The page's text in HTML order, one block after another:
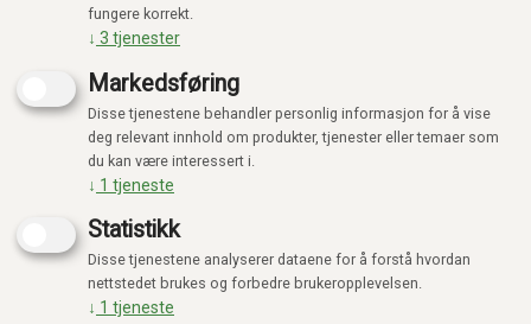
Kategorierfungere korrekt.
↓ 3 tjenester
Markedsføring
Disse tjenestene behandler personlig informasjon for å vise
deg relevant innhold om produkter, tjenester eller temaer som
du kan være interessert i.
↓ 1 tjeneste
Statistikk
Disse tjenestene analyserer dataene for å forstå hvordan
nettstedet brukes og forbedre brukeropplevelsen.
↓ 1 tjeneste